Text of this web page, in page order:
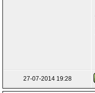
27-07-2014 19:28